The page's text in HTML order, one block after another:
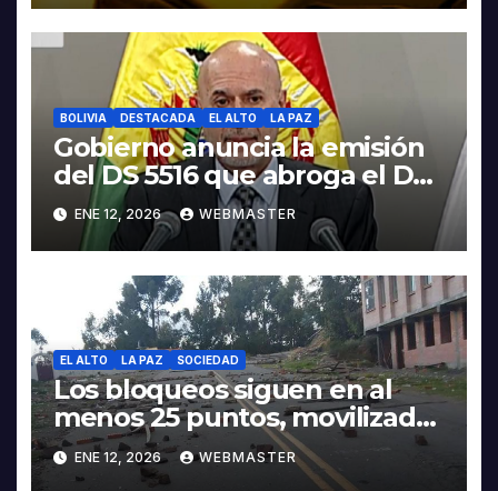
BOLIVIA DESTACADA EL ALTO LA PAZ
Gobierno anuncia la emisión
del DS 5516 que abroga el DS
5503
ENE 12, 2026 WEBMASTER
EL ALTO LA PAZ SOCIEDAD
Los bloqueos siguen en al
menos 25 puntos, movilizados
piden abrogación del 5503 en
la Gaceta
ENE 12, 2026 WEBMASTER